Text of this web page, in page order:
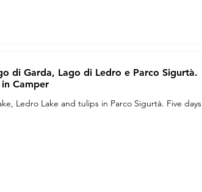
di Garda, Lago di Ledro e Parco Sigurtà.
Camper
Ledro Lake and tulips in Parco Sigurtà. Five days